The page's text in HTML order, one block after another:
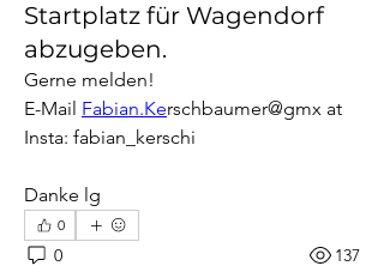
Startplatz für Wagendorf
abzugeben.
Gerne melden!
E-Mail Fabian.Kerschbaumer@gmx at
Insta: fabian_kerschi
Danke lg
0
0 137